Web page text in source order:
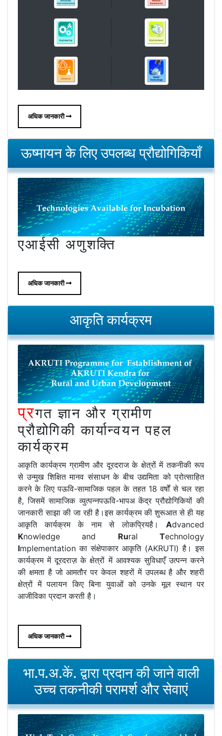
अधिक जानकारी
ऊष्मायन के लिए उपलब्ध प्रौद्योगिकियाँ
एआईसी अणुशक्ति
अधिक जानकारी
आकृति कार्यक्रम
प्रगत ज्ञान और ग्रामीण
प्रौद्योगिकी कार्यान्वयन पहल
कार्यक्रम
आकृति कार्यक्रम ग्रामीण और दूरदराज के क्षेत्रों में तकनीकी रूप
से उन्मुख शिक्षित मानव संसाधन के बीच उद्यमिता को प्रोत्साहित
करने के लिए पऊवि-सामाजिक पहल के तहत 18 वर्षों से चल रहा
है, जिसमें सामाजिक व्युत्पन्नपऊवि-भापअ केंद्र प्रौद्योगिकियों की
जानकारी साझा की जा रही है।इस कार्यक्रम की शुरूआत से ही यह
आकृति कार्यक्रम के नाम से लोकप्रियहै। Advanced
Knowledge and RuralTechnology
Implementation का संक्षेपाकार आकृति (AKRUTI) है। इस
कार्यक्रम में दूरदराज़ के क्षेत्रों में आवश्यक सुविधाएँ उत्पन्न करने
की क्षमता है जो आमतौर पर केवल शहरों में उपलब्ध है और शहरी
क्षेत्रों में पलायन किए बिना युवाओं को उनके मूल स्थान पर
आजीविका प्रदान करती है।
अधिक जानकारी
भा.प.अ.कें. द्वारा प्रदान की जाने वाली
उच्च तकनीकी परामर्श और सेवाएं